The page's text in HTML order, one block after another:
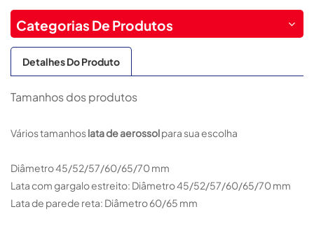
Categorias De Produtos
Detalhes Do Produto
Tamanhos dos produtos
Vários tamanhoslata de aerossolpara sua escolha
Diâmetro 45/52/57/60/65/70 mm
Lata com gargalo estreito: Diâmetro 45/52/57/60/65/70 mm
Lata de parede reta: Diâmetro 60/65 mm